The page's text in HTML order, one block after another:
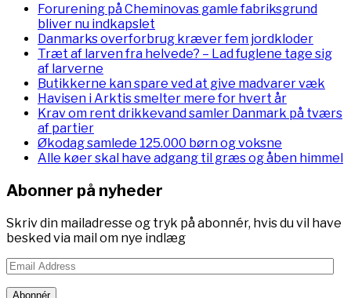
Forurening på Cheminovas gamle fabriksgrund
bliver nu indkapslet
Danmarks overforbrug kræver fem jordkloder
Træt af larven fra helvede? – Lad fuglene tage sig
af larverne
Butikkerne kan spare ved at give madvarer væk
Havisen i Arktis smelter mere for hvert år
Krav om rent drikkevand samler Danmark på tværs
af partier
Økodag samlede 125.000 børn og voksne
Alle køer skal have adgang til græs og åben himmel
Abonner på nyheder
Skriv din mailadresse og tryk på abonnér, hvis du vil have
besked via mail om nye indlæg
Email
Address
Abonnér